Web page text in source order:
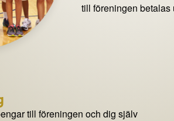
till föreningen betalas
till föreningen och dig själv